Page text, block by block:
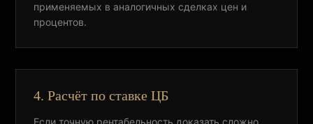
применяемых в аналогичных сделках цен и
процентов.
4. Расчёт по ставке ЦБ
Если точную рентабельность доказать сложно,